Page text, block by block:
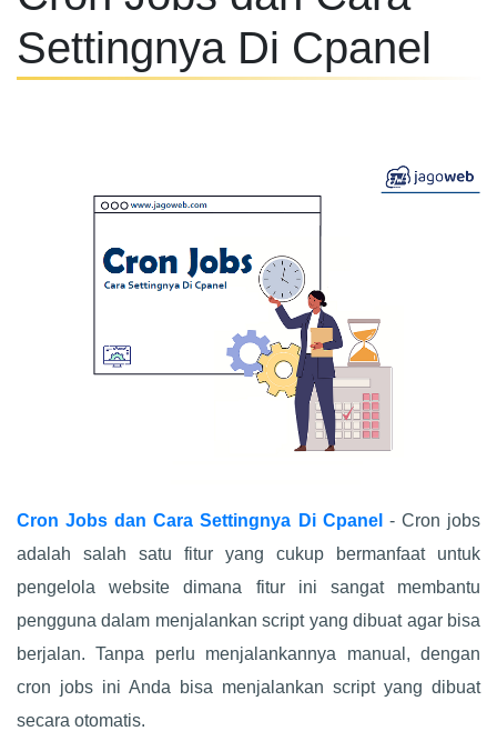
Settingnya Di Cpanel
Cron Jobs dan Cara Settingnya Di Cpanel - Cron jobs
adalah salah satu fitur yang cukup bermanfaat untuk
pengelola website dimana fitur ini sangat membantu
pengguna dalam menjalankan script yang dibuat agar bisa
berjalan. Tanpa perlu menjalankannya manual, dengan
cron jobs ini Anda bisa menjalankan script yang dibuat
secara otomatis.